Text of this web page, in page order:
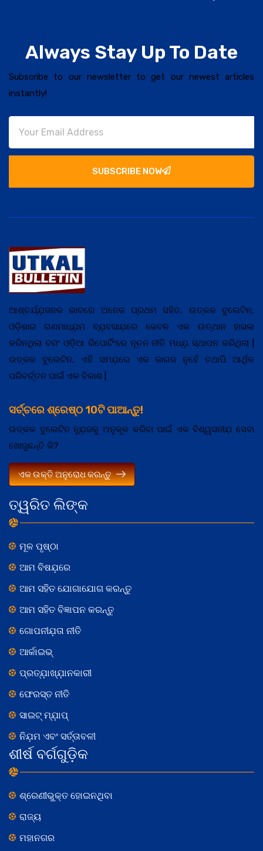
Always Stay Up To Date
Subscribe to our newsletter to get our newest articles
instantly!
SUBSCRIBE NOW
ତ୍ୱରିତ ଲିଙ୍କ
ମୂଳ ପୃଷ୍ଠା
ଆମ ବିଷଯ଼ରେ
ଆମ ସହିତ ଯୋଗାଯୋଗ କରନ୍ତୁ
ଆମ ସହିତ ବିଜ୍ଞାପନ କରନ୍ତୁ
ଗୋପନୀଯ଼ତା ନୀତି
ଆର୍କାଇଭ୍
ପ୍ରତ୍ଯ଼ାଖ୍ଯ଼ାନକାରୀ
ଫେରସ୍ତ ନୀତି
ସାଇଟ୍ ମ୍ଯ଼ାପ୍
ନିଯ଼ମ ଏବଂ ସର୍ତ୍ତାବଳୀ
ଶୀର୍ଷ ବର୍ଗଗୁଡ଼ିକ
ଶ୍ରେଣୀଭୁକ୍ତ ହୋଇନଥିବା
ରାଜ୍ୟ
ମହାନଗର
ଆଶ୍ଚର୍ଯ୍ଯ଼ଜନକ ଭାବରେ ଅନେକ ପ୍ରଥମ ସହିତ, ଉତ୍କଳ ବୁଲେଟିନ,
ଓଡ଼ିଶାର ଗଣମାଧ୍ଯ଼ମ ବ୍ଯ଼ବସାଯ଼ରେ କେବଳ ଏକ ଉତ୍ଥାନ ହାସଲ
କରିନଥିଲା ବରଂ ଓଡ଼ିଆ ରିପୋର୍ଟିଂରେ ନୂତନ ନୀତି ମଧ୍ଯ଼ ସ୍ଥାପନ କରିଥିଲା |
ଉତ୍କଳ ବୁଲେଟିନ, ଏହି ସମଯ଼ରେ ଏକ କାଗଜ ନୁହେଁ ତଥାପି ଆର୍ଥିକ
ପରିବର୍ତ୍ତନ ପାଇଁ ଏକ ବିକାଶ |
ସର୍ଚ୍ଚରେ ଶ୍ରେଷ୍ଠ 10ଟି ପାଆନ୍ତୁ!
ଉତ୍କଳ ବୁଲେଟିନ ନ୍ଯ଼ୁଜକୁ ଅନୁକୂଳ କରିବା ପାଇଁ ଏକ ବିଶ୍ୱସନୀଯ଼ ସେବା
ଖୋଜୁଛନ୍ତି କି?
ଏକ ଉକ୍ତି ଅନୁରୋଧ କରନ୍ତୁ